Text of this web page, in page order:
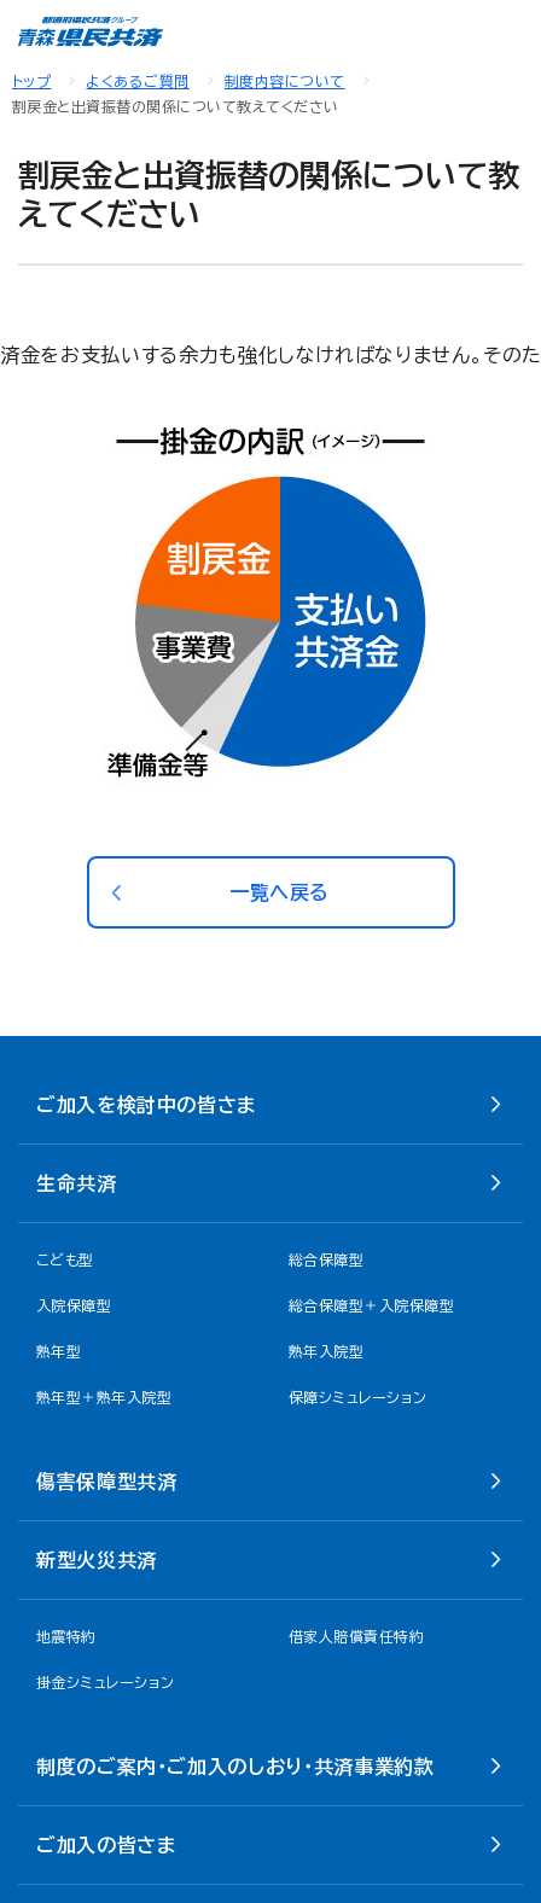
トップ よくあるご質問
制度内容について
割戻金と出資振替の関係について教えてください
割戻金と出資振替の関係について教
えてください
いする余力も強化しなければなりま
一覧へ戻る
ご加入を検討中の皆さま
生命共済
こども型 総合保障型
入院保障型 総合保障型＋入院保障型
熟年型 熟年入院型
熟年型＋熟年入院型 保障シミュレーション
傷害保障型共済
新型火災共済
地震特約 借家人賠償責任特約
掛金シミュレーション
制度のご案内・ご加入のしおり・共済事業約款
ご加入の皆さま